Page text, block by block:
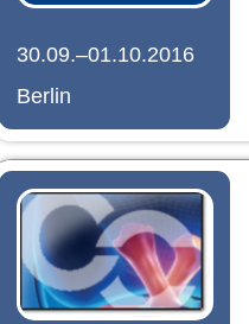
30.09.–01.10.2016
Berlin